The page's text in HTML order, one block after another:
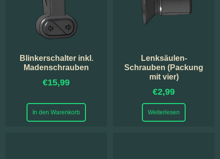
Blinkerschalter inkl.
Madenschrauben
€15,99
In den Warenkorb
Lenksäulen-
Schrauben (Packung
mit vier)
€2,99
Weiterlesen